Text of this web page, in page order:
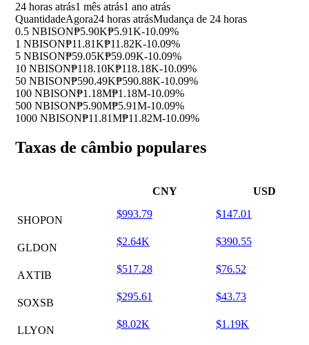
24 horas atrás1 mês atrás1 ano atrás
QuantidadeAgora24 horas atrásMudança de 24 horas
0.5 NBISON₱5.90K₱5.91K-10.09%
1 NBISON₱11.81K₱11.82K-10.09%
5 NBISON₱59.05K₱59.09K-10.09%
10 NBISON₱118.10K₱118.18K-10.09%
50 NBISON₱590.49K₱590.88K-10.09%
100 NBISON₱1.18M₱1.18M-10.09%
500 NBISON₱5.90M₱5.91M-10.09%
1000 NBISON₱11.81M₱11.82M-10.09%
Taxas de câmbio populares
CNY USD
SHOPON
$993.79 $147.01
GLDON
$2.64K $390.55
AXTIB
$517.28 $76.52
SOXSB
$295.61 $43.73
LLYON
$8.02K $1.19K